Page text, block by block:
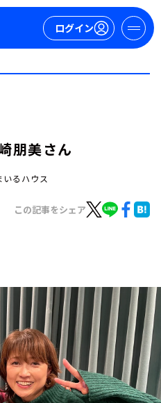
ログイン
朋美さん
るハウス
この記事をシェア